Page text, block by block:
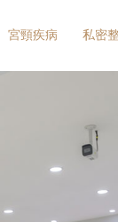
宮頸疾病 私密